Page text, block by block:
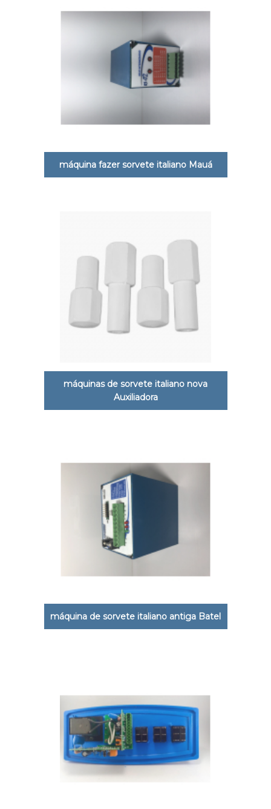
máquina fazer sorvete italiano Mauá
máquinas de sorvete italiano nova
Auxiliadora
máquina de sorvete italiano antiga Batel